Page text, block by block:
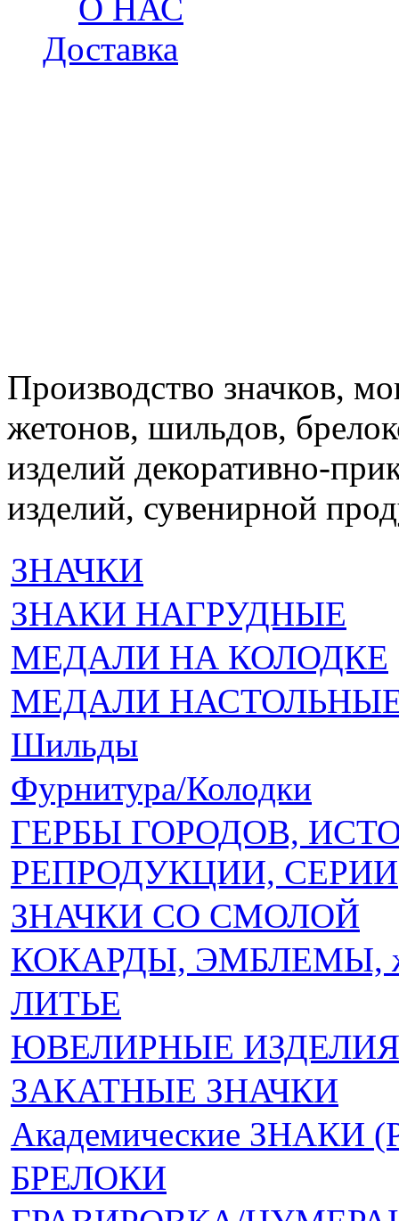
О НАС
Доставка
Производство значков,
жетонов, шильдов,
изделий декоративно-
изделий, сувенирной
ЗНАЧКИ
ЗНАКИ НАГРУДНЫЕ
МЕДАЛИ НА КОЛОДКЕ
МЕДАЛИ НАСТОЛЬНЫЕ
Шильды
Фурнитура/Колодки
ГЕРБЫ ГОРОДОВ,
РЕПРОДУКЦИИ, СЕРИИ
ЗНАЧКИ СО СМОЛОЙ
КОКАРДЫ, ЭМБЛЕМЫ,
ЛИТЬЕ
ЮВЕЛИРНЫЕ ИЗДЕЛИЯ
ЗАКАТНЫЕ ЗНАЧКИ
Академические
БРЕЛОКИ